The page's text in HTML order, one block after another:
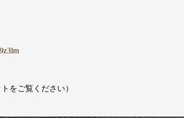
をご覧ください）